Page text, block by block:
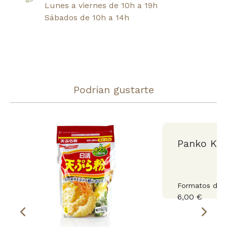
Lunes a viernes de 10h a 19h
Sábados de 10h a 14h
Podrían gustarte
Panko
Formatos de
6,00 €